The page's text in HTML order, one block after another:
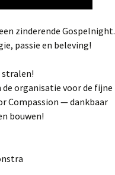
zinderende Gospelnight.
passie en beleving!
stralen!
organisatie voor de fijne
Compassion — dankbaar
bouwen!